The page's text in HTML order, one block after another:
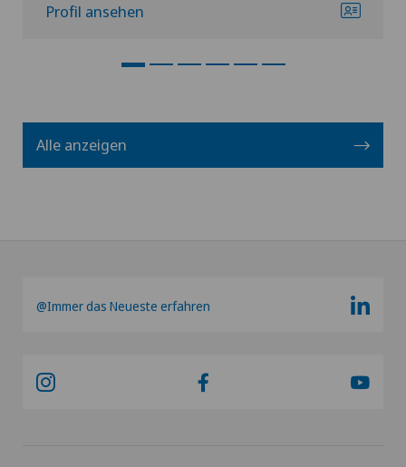
Profil ansehen
Alle anzeigen
@Immer das Neueste erfahren